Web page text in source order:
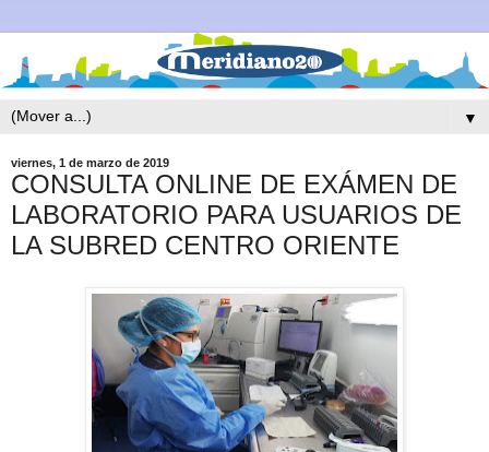
▼
viernes, 1 de marzo de 2019
CONSULTA ONLINE DE EXÁMEN DE
LABORATORIO PARA USUARIOS DE
LA SUBRED CENTRO ORIENTE